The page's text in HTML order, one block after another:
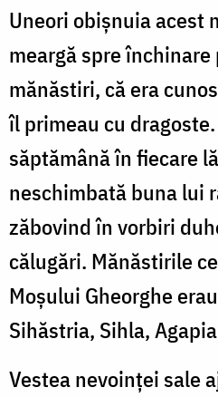
Uneori obişnuia acest
meargă spre
mănăstiri, că era
îl primeau cu
săptămână în fiecare
neschimbată buna lui
zăbovind în vorbiri
călugări. Mănăstirile
Moşului Gheorghe
Sihăstria, Sihla,
Vestea nevoinţei sale